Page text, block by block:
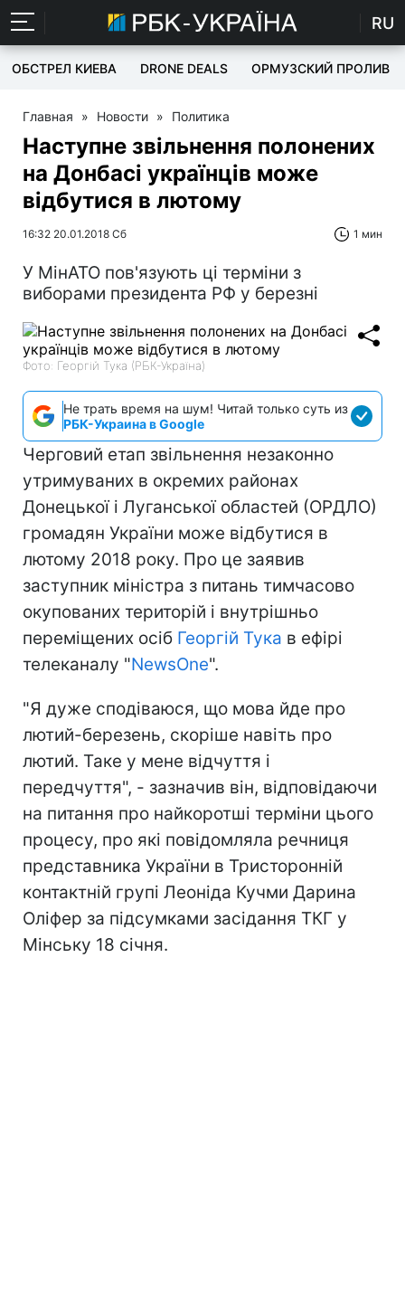
RU
ОБСТРЕЛ КИЕВА DRONE DEALS ОРМУЗСКИЙ ПРОЛИВ
Главная » Новости » Политика
Наступне звільнення полонених
на Донбасі українців може
відбутися в лютому
16:32 20.01.2018 Сб 1 мин
У МінАТО пов'язують ці терміни з
виборами президента РФ у березні
Фото: Георгій Тука (РБК-Україна)
Не трать время на шум! Читай только суть из
РБК-Украина в Google
Черговий етап звільнення незаконно
утримуваних в окремих районах
Донецької і Луганської областей (ОРДЛО)
громадян України може відбутися в
лютому 2018 року. Про це заявив
заступник міністра з питань тимчасово
окупованих територій і внутрішньо
переміщених осіб Георгій Тука в ефірі
телеканалу "NewsOne".
"Я дуже сподіваюся, що мова йде про
лютий-березень, скоріше навіть про
лютий. Таке у мене відчуття і
передчуття", - зазначив він, відповідаючи
на питання про найкоротші терміни цього
процесу, про які повідомляла речниця
представника України в Тристоронній
контактній групі Леоніда Кучми Дарина
Оліфер за підсумками засідання ТКГ у
Мінську 18 січня.